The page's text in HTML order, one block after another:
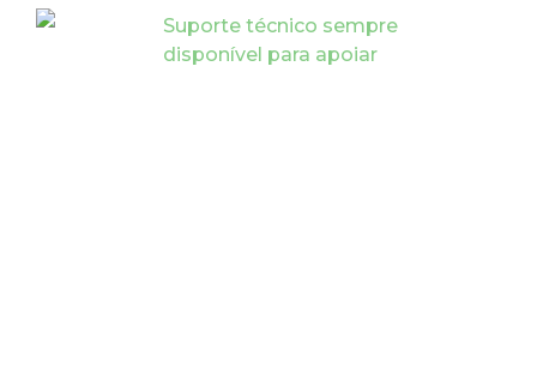
Suporte técnico sempre
disponível para apoiar